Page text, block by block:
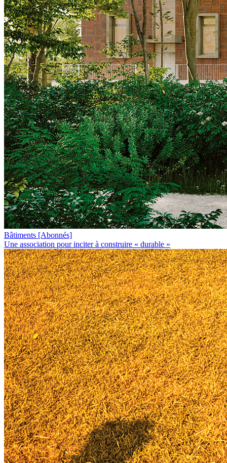
Bâtiments [Abonnés]
Une association pour inciter à construire « durable »